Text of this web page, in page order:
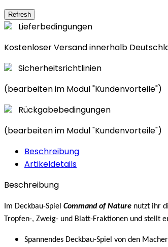
Lieferbedingungen
Kostenloser Versand innerhalb
Sicherheitsrichtlinien
(bearbeiten im Modul "Kundenvorteile")
Rückgabebedingungen
(bearbeiten im Modul "Kundenvorteile")
Beschreibung
Artikeldetails
Beschreibung
Im Deckbau-Spiel Command of Nature nutzt ihr
Tropfen-, Zweig- und Blatt-Fraktionen und stellt
Spannendes Deckbau-Spiel von den